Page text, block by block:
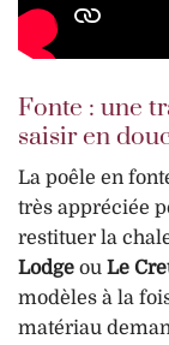
Fonte : une
saisir en
La poêle en
très appréciée
restituer la
Lodge ou Le
modèles à la
matériau